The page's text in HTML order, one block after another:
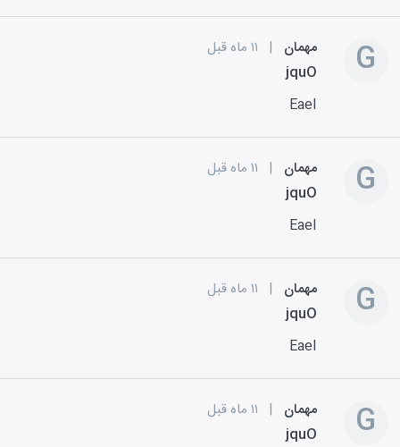
G مهمان | ۱۱ ماه قبل
jquO
EaeI
G مهمان | ۱۱ ماه قبل
jquO
EaeI
G مهمان | ۱۱ ماه قبل
jquO
EaeI
G مهمان | ۱۱ ماه قبل
jquO